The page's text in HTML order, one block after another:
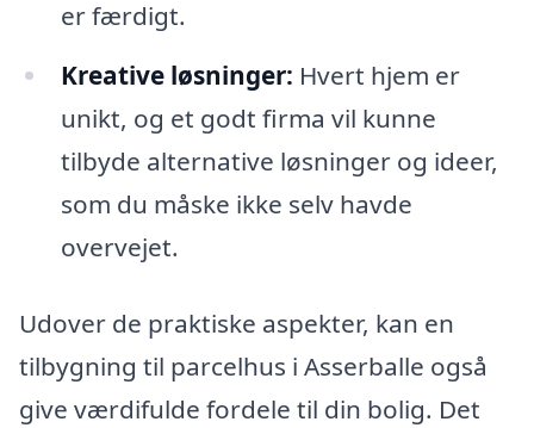
er færdigt.
Kreative løsninger: Hvert hjem er
unikt, og et godt firma vil kunne
tilbyde alternative løsninger og ideer,
som du måske ikke selv havde
overvejet.
Udover de praktiske aspekter, kan en
tilbygning til parcelhus i Asserballe også
give værdifulde fordele til din bolig. Det